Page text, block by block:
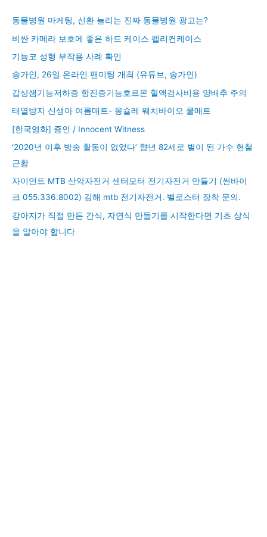
동물병원 마케팅, 신환 늘리는 진짜 동물병원 광고는?
비싼 카메라 보호에 좋은 하드 케이스 펠리컨케이스
기능코 성형 부작용 사례 확인
송가인, 26일 온라인 팬미팅 개최 (유튜브, 송가인)
갑상샘기능저하증 항진증기능호르몬 혈액검사비용 양배추 주의
태열방지 신생아 여름매트- 몽슐레 웨치바이오 쿨매트
[한국영화] 증인 / Innocent Witness
‘2020년 이후 방송 활동이 없었다’ 향년 82세로 별이 된 가수 현철
근황
자이언트 MTB 산악자전거 센터모터 전기자전거 만들기 (썬바이
크 055.336.8002) 김해 mtb 전기자전거. 벨로스터 장착 문의.
강아지가 직접 만든 간식, 자연식 만들기를 시작한다면 기초 상식
을 알아야 합니다